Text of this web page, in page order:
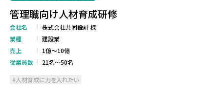
管理職向け人材育成研修
会社名
株式会社共同設計 様
業種
建設業
売上
1億～10億
従業員数
21名～50名
人材育成に力を入れたい